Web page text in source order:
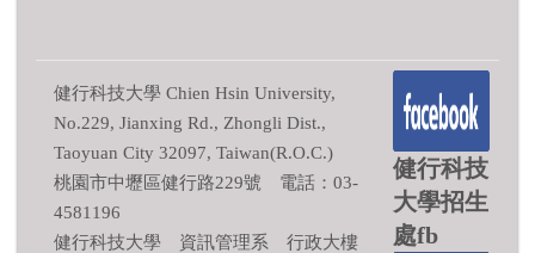
健行科技大學 Chien Hsin University,
No.229, Jianxing Rd., Zhongli Dist.,
Taoyuan City 32097, Taiwan(R.O.C.)
桃園市中壢區健行路229號 電話：03-
4581196
健行科技大學 資訊管理系 行政大樓
健行科技
大學招生
處fb